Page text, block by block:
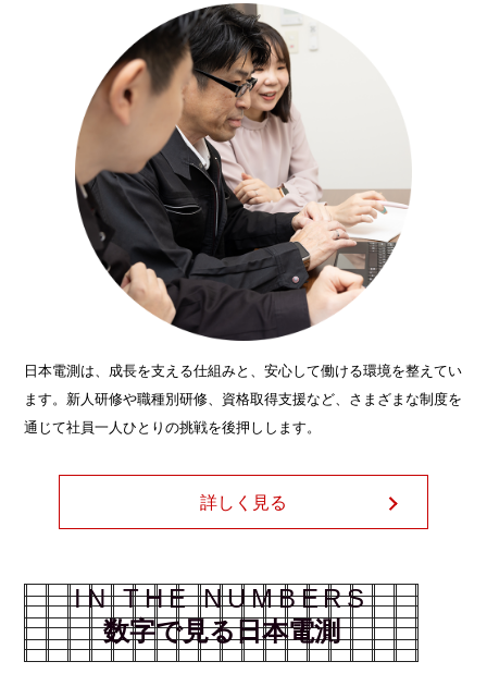
日本電測は、成長を支える仕組みと、安心して働ける環境を整えてい
ます。新人研修や職種別研修、資格取得支援など、さまざまな制度を
通じて社員一人ひとりの挑戦を後押しします。
詳しく見る
IN THE NUMBERS
数字で見る日本電測